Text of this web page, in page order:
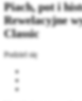
Piach, pot i
Rewelacyjne
Classic
Podziel się